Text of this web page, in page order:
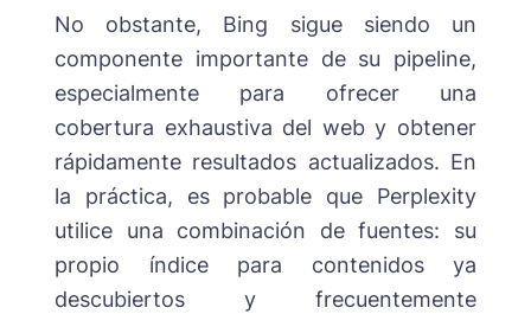
No obstante, Bing sigue siendo un
componente importante de su pipeline,
especialmente para ofrecer una
cobertura exhaustiva del web y obtener
rápidamente resultados actualizados. En
la práctica, es probable que Perplexity
utilice una combinación de fuentes: su
propio índice para contenidos ya
descubiertos y frecuentemente